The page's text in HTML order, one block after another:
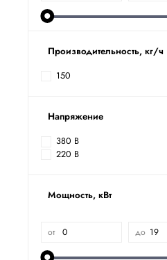
Производительность, кг/ч
150
Напряжение
380 В
220 В
Мощность, кВт
от до